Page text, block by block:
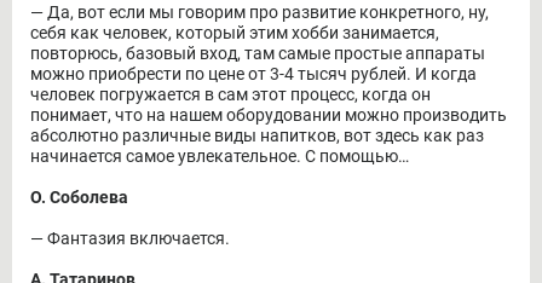
― Да, вот если мы говорим про развитие конкретного, ну,
себя как человек, который этим хобби занимается,
повторюсь, базовый вход, там самые простые аппараты
можно приобрести по цене от 3-4 тысяч рублей. И когда
человек погружается в сам этот процесс, когда он
понимает, что на нашем оборудовании можно производить
абсолютно различные виды напитков, вот здесь как раз
начинается самое увлекательное. С помощью…
О. Соболева
― Фантазия включается.